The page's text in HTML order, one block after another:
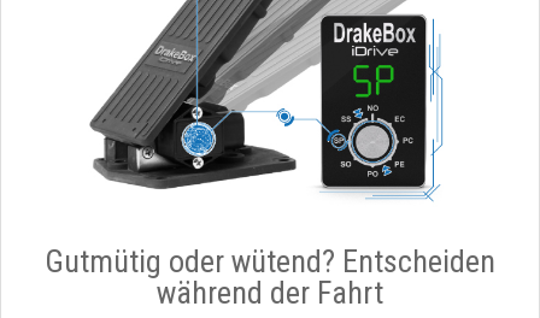
Gutmütig oder wütend? Entscheiden
während der Fahrt